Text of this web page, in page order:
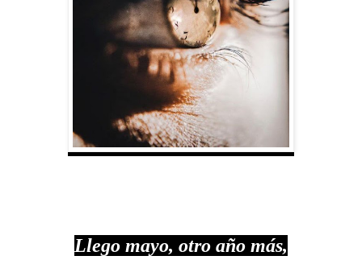
Llego mayo, otro año más,